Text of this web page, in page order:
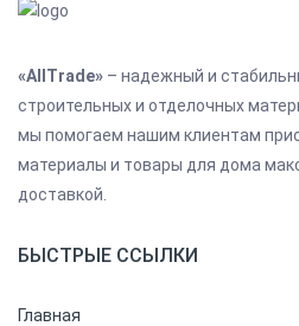
«AllTrade» – надежный и
строительных и отделочных
мы помогаем нашим клиентам
материалы и товары для дома
доставкой.
БЫСТРЫЕ ССЫЛКИ
Главная